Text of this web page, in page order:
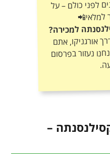
למלאי📲
למכירה?
אורגניקו, אתם
נעזור בפרסום
–